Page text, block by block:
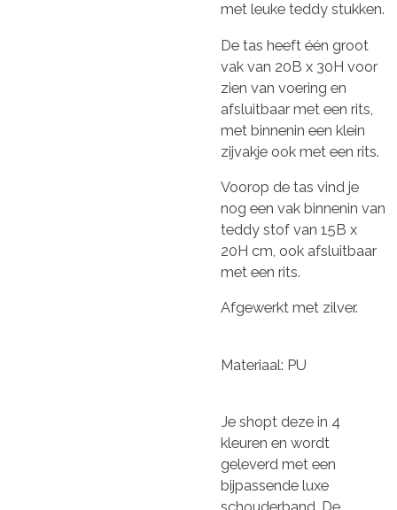
met leuke teddy stukken.
De tas heeft één groot
vak van 20B x 30H voor
zien van voering en
afsluitbaar met een rits,
met binnenin een klein
zijvakje ook met een rits.
Voorop de tas vind je
nog een vak binnenin van
teddy stof van 15B x
20H cm, ook afsluitbaar
met een rits.
Afgewerkt met zilver.
Materiaal: PU
Je shopt deze in 4
kleuren en wordt
geleverd met een
bijpassende luxe